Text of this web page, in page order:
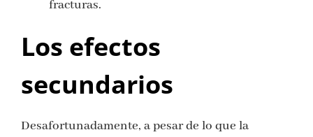
fracturas.
Los efectos
secundarios
Desafortunadamente, a pesar de lo que la